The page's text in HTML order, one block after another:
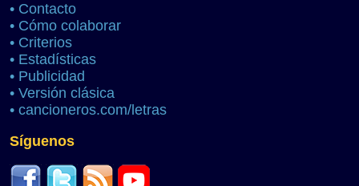
• Contacto
• Cómo colaborar
• Criterios
• Estadísticas
• Publicidad
• Versión clásica
• cancioneros.com/letras
Síguenos